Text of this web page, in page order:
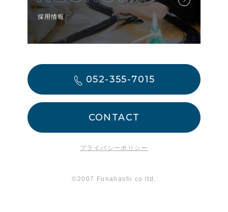
採用情報
052-355-7015
CONTACT
プライバシーポリシー
©2007 Funahashi co ltd.